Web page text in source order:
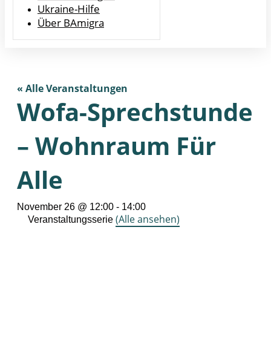
Ukraine-Hilfe
Über BAmigra
« Alle Veranstaltungen
Wofa-Sprechstunde
– Wohnraum Für
Alle
November 26 @ 12:00 - 14:00
Veranstaltungsserie (Alle ansehen)